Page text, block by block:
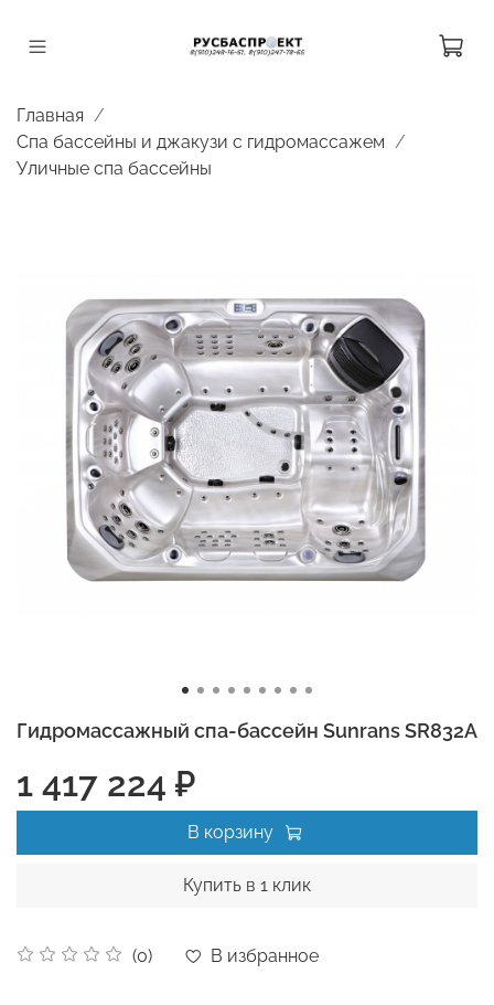
Главная
Спа бассейны и джакузи с гидромассажем
Уличные спа бассейны
Гидромассажный спа-бассейн Sunrans SR832A
(0) В избранное
1 417 224 ₽
В корзину
Купить в 1 клик